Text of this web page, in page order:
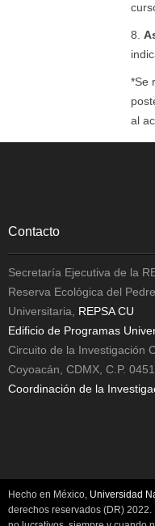
8.
*Se
al
Contacto
Secretaría Ejecutiva de la
Reserva Ecológica del
Universitaria, REPSA CU
Edificio de Programas
Circuito de la Investigación
Coyoacán, CDMX, C.P.
Coordinación de la
Hecho en México, Universidad
derechos reservados (DR)